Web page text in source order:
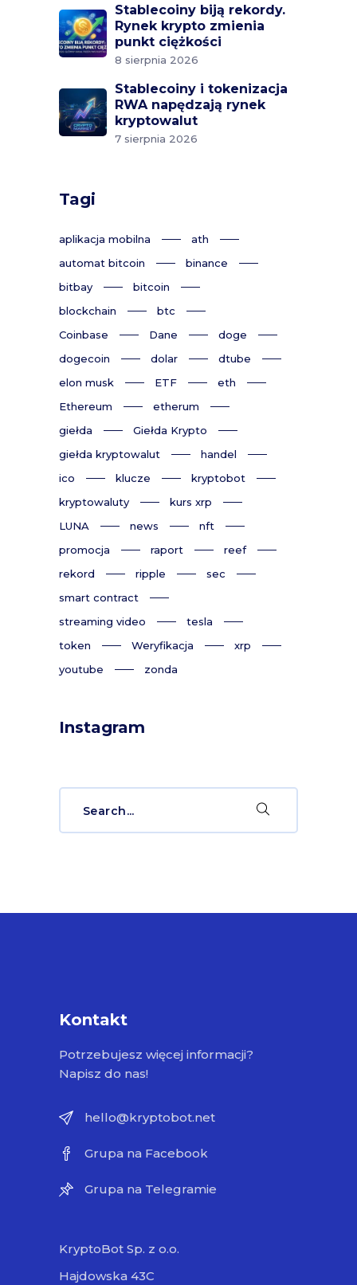
Stablecoiny biją rekordy.
Rynek krypto zmienia
punkt ciężkości
8 sierpnia 2026
Stablecoiny i tokenizacja
RWA napędzają rynek
kryptowalut
7 sierpnia 2026
Tagi
aplikacja mobilna
ath
automat bitcoin
binance
bitbay
bitcoin
blockchain
btc
Coinbase
Dane
doge
dogecoin
dolar
dtube
elon musk
ETF
eth
Ethereum
etherum
giełda
Giełda Krypto
giełda kryptowalut
handel
ico
klucze
kryptobot
kryptowaluty
kurs xrp
LUNA
news
nft
promocja
raport
reef
rekord
ripple
sec
smart contract
streaming video
tesla
token
Weryfikacja
xrp
youtube
zonda
Instagram
Kontakt
Potrzebujesz więcej informacji?
Napisz do nas!
hello@kryptobot.net
Grupa na Facebook
Grupa na Telegramie
KryptoBot Sp. z o.o.
Hajdowska 43C